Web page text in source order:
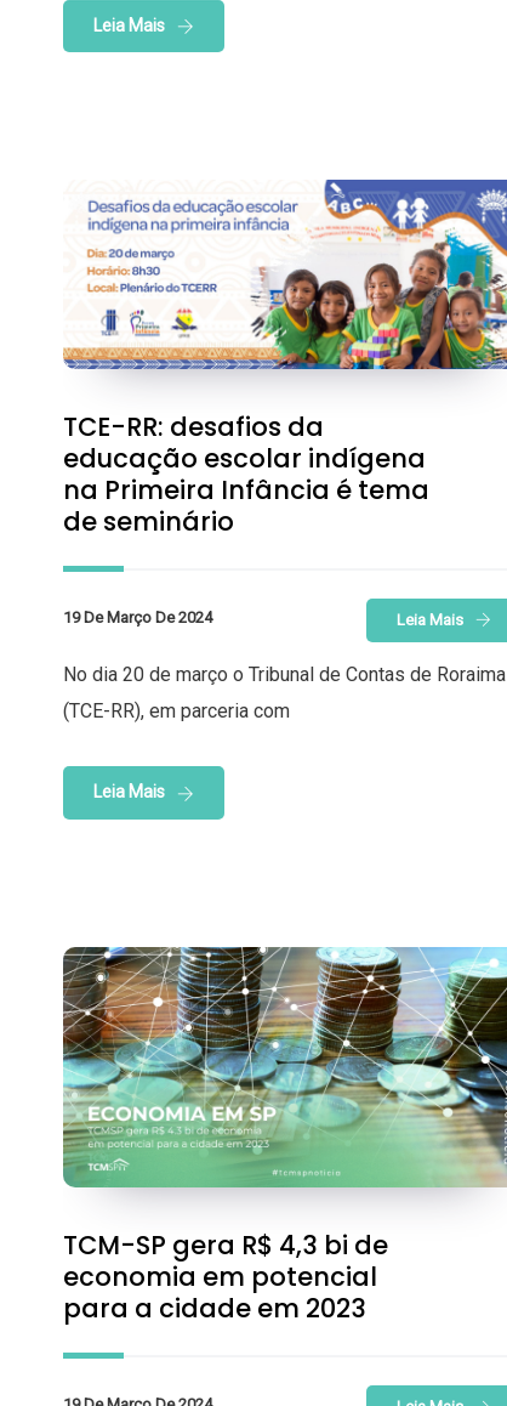
Leia Mais
TCE-RR: desafios da
educação escolar indígena
na Primeira Infância é tema
de seminário
19 De Março De 2024 Leia Mais
No dia 20 de março o Tribunal de Contas de Roraima
(TCE-RR), em parceria com
Leia Mais
TCM-SP gera R$ 4,3 bi de
economia em potencial
para a cidade em 2023